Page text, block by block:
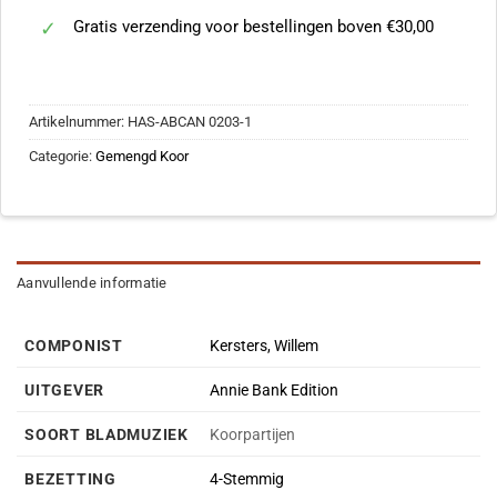
Gratis verzending voor bestellingen boven €30,00
Artikelnummer: HAS-ABCAN 0203-1
Categorie: Gemengd Koor
Aanvullende informatie
COMPONIST Kersters, Willem
UITGEVER Annie Bank Edition
SOORT BLADMUZIEK Koorpartijen
BEZETTING 4-Stemmig